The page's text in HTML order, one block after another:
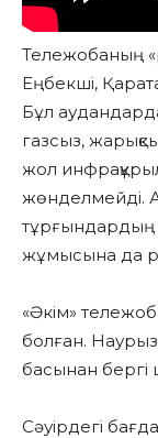
Тележобаның
Еңбекші,
Бұл
газсыз,
жол
жөнделмейді.
тұрғындардың
жұмысына да
«Әкім»
болған.
басынан
Сәуірдегі